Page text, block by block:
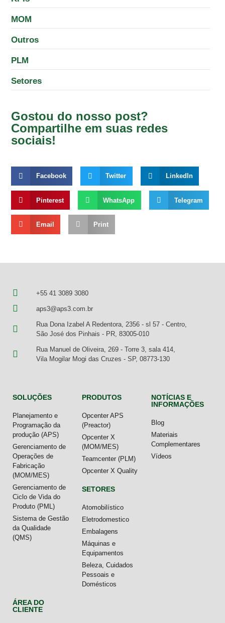
MOM
Outros
PLM
Setores
Gostou do nosso post?
Compartilhe em suas redes
sociais!
Facebook Twitter LinkedIn
Pinterest WhatsApp Telegram
Email Print
+55 41 3089 3080
aps3@aps3.com.br
Rua Dona Izabel A Redentora, 2356 - sl 57 - Centro,
São José dos Pinhais - PR, 83005-010
Rua Manuel de Oliveira, 269 - Torre 3, sala 414,
Vila Mogilar Mogi das Cruzes - SP, 08773-130
SOLUÇÕES
Planejamento e
Programação da
produção (APS)
Gerenciamento de
Operações de
Fabricação
(MOM/MES)
Gerenciamento de
Ciclo de Vida do
Produto (PML)
Sistema de Gestão
da Qualidade
(QMS)
PRODUTOS
Opcenter APS
(Preactor)
Opcenter X
(MOM/MES)
Teamcenter (PLM)
Opcenter X Quality
SETORES
Atomobilístico
Eletrodomestico
Embalagens
Máquinas e
Equipamentos
Beleza, Cuidados
Pessoais e
Domésticos
NOTÍCIAS E
INFORMAÇÕES
Blog
Materiais
Complementares
Vídeos
ÁREA DO
CLIENTE